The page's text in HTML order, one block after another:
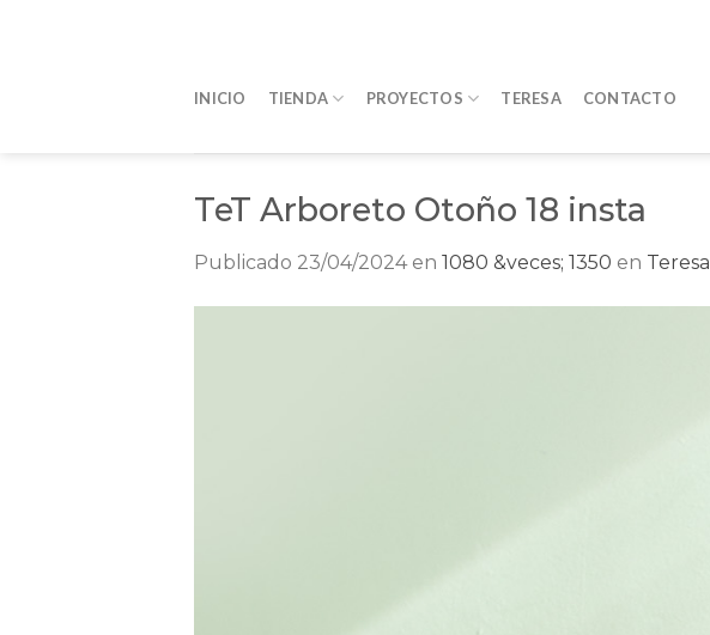
INICIO TIENDA PROYECTOS TERESA CONTACTO
TeT Arboreto Otoño 18 insta
Publicado 23/04/2024en 1080 &veces; 1350 en Teresa